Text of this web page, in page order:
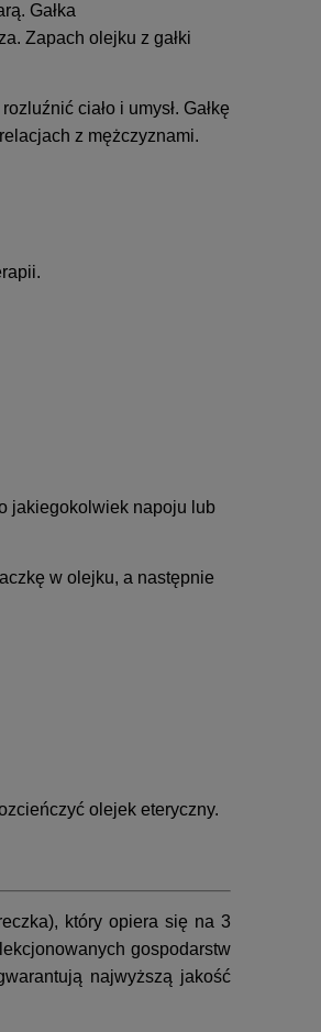
Gałka
Zapach olejku z gałki
ciało i umysł. Gałkę
z mężczyznami.
.
jakiegokolwiek napoju lub
w olejku, a następnie
olejek eteryczny.
który opiera się na 3
gospodarstw
najwyższą jakość